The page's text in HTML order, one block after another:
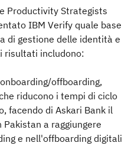
Productivity Strategists
IBM Verify quale base
di gestione delle identità e
risultati includono:
offboarding,
riducono i tempi di ciclo
facendo di Askari Bank il
a raggiungere
e nell'offboarding digitali